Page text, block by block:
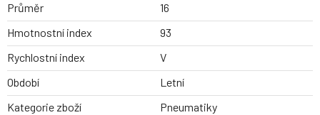
Průměr
16
Hmotnostní index
93
Rychlostní index
V
Období
Letní
Kategorie zboží
Pneumatiky